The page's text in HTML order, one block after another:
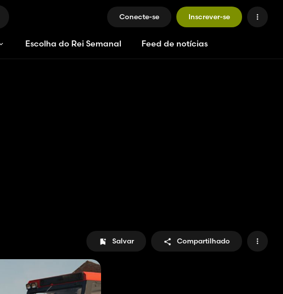
Conecte-se Inscrever-se
Escolha do Rei Semanal Feed de notícias
Salvar Compartilhado